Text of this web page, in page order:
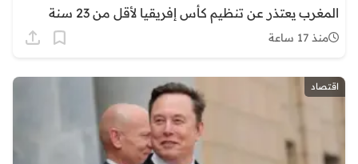
المغرب يعتذر عن تنظيم كأس إفريقيا لأقل من 23 سنة
منذ 17 ساعة
اقتصاد